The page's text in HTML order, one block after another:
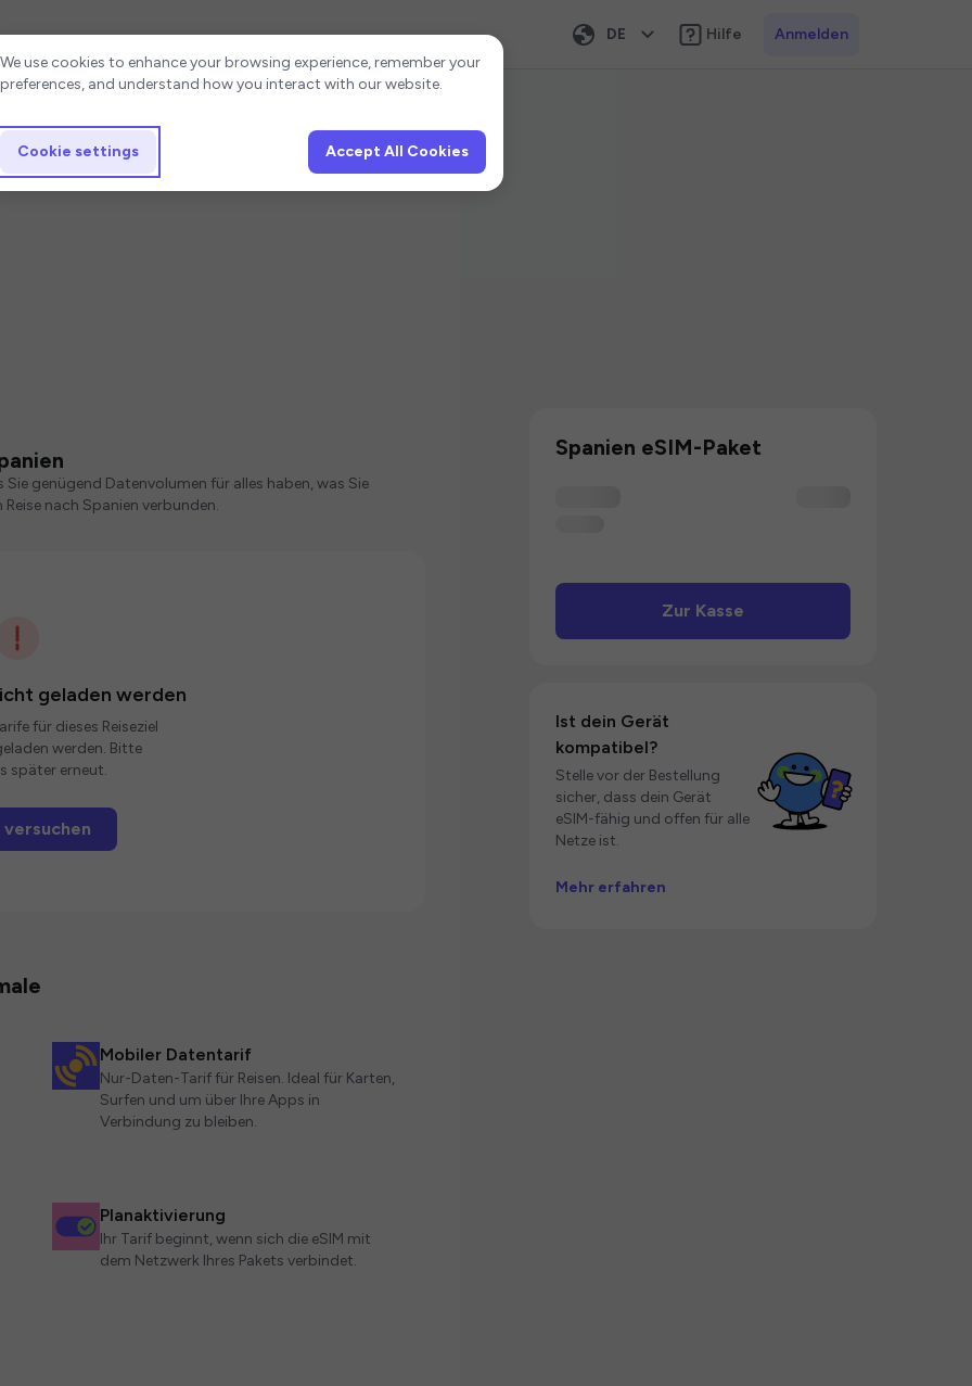
DE Hilfe Anmelden
genügend Datenvolumen für alles haben, was Sie
nach Spanien verbunden.
geladen werden
für dieses Reiseziel
werden. Bitte
später erneut.
Mobiler Datentarif
Nur-Daten-Tarif für Reisen. Ideal für Karten,
Surfen und um über Ihre Apps in
Verbindung zu bleiben.
Planaktivierung
Ihr Tarif beginnt, wenn sich die eSIM mit
dem Netzwerk Ihres Pakets verbindet.
Spanien eSIM-Paket
Zur Kasse
Ist dein Gerät
kompatibel?
Stelle vor der Bestellung
sicher, dass dein Gerät
eSIM-fähig und offen für alle
Netze ist.
Mehr erfahren
Cookie settings
We use cookies to enhance your browsing experience, remember your
preferences, and understand how you interact with our website.
Cookie settings Accept All Cookies